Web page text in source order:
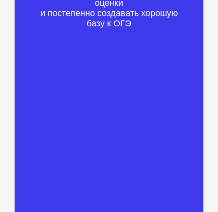
оценки
и постепенно создавать хорошую
базу к ОГЭ